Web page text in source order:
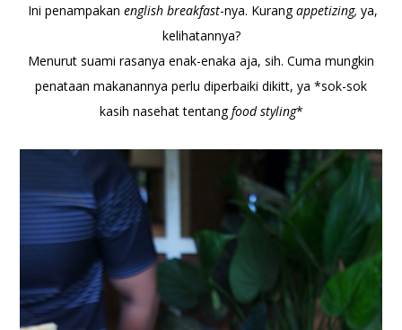
Ini penampakan english breakfast-nya. Kurangappetizing, ya,
kelihatannya?
Menurut suami rasanya enak-enaka aja, sih. Cuma mungkin
penataan makanannya perlu diperbaiki dikitt, ya *sok-sok
kasih nasehat tentangfood styling*